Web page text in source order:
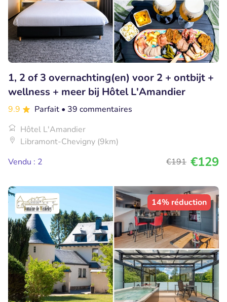
1, 2 of 3 overnachting(en) voor 2 + ontbijt +
wellness + meer bij Hôtel L'Amandier
9.9 Parfait • 39 commentaires
Hôtel L'Amandier
Libramont-Chevigny (9km)
Vendu : 2
€191 €129
14% réduction